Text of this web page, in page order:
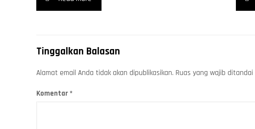
Tinggalkan Balasan
Alamat email Anda tidak akan dipublikasikan. Ruas yang wajib ditandai
Komentar*